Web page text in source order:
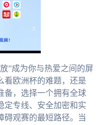
”成为你与热爱之间的屏
看欧洲杯的难题，还是
备，选择一个拥有全球
定专线、安全加密和实
碍观赛的最短路径。当